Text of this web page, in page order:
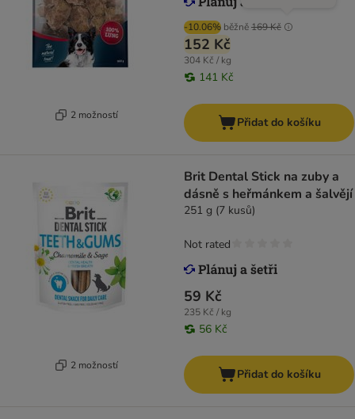
2 možností
-10.06% běžně169 Kč
152 Kč
304 Kč / kg
141 Kč
Přidat do košíku
2 možností
Brit Dental Stick na zuby a
dásně s heřmánkem a šalvějí
251 g (7 kusů)
59 Kč
235 Kč / kg
56 Kč
Not rated
Přidat do košíku